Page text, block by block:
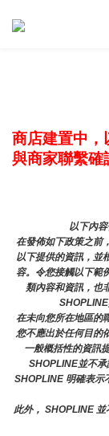
商店建置中，
與商家聯繫確
以下內
在發佈如下政策之前
以下提供的資訊，並
容。令您接觸以下範
類內容和資訊，也
在未向您所在地區的
您不應出於任何目的
一般概括性的資訊
SHOPLINE並不承
SHOPLINE 明確表示
此外， SHOPLINE